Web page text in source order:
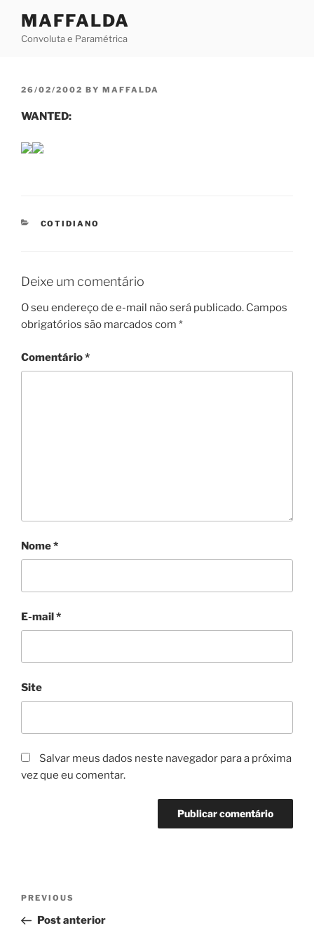
content
MAFFALDA
Convoluta e Paramétrica
POSTED
26/02/2002 BY MAFFALDA
WANTED:
CATEGORIES
COTIDIANO
Deixe um comentário
O seu endereço de e-mail não será publicado. Campos
obrigatórios são marcados com *
Comentário*
Nome*
E-mail*
Site
Salvar meus dados neste navegador para a próxima
vez que eu comentar.
Navegação
Post
Previous
Post
PREVIOUS
Post anterior